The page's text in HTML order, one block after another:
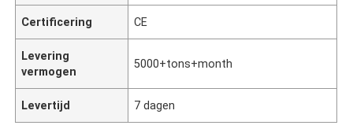
Certificering CE
Levering
vermogen
5000+tons+month
Levertijd 7 dagen